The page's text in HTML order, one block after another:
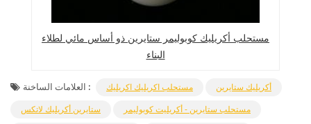
مستحلب أكريليك كوبوليمر ستايرين ذو أساس مائي لطلاء
البناء
العلامات الساخنة : مستحلب اكريليك اكريليك
أكريليك ستايرين
ستايرين أكريليك لاتكس
مستحلب ستايرين - أكريليت كوبوليمر